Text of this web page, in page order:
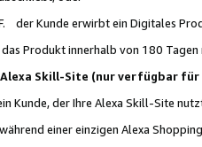
der Kunde erwirbt ein Digitales
Produkt innerhalb von 180 Tagen
Skill-Site (nur verfügbar für
Kunde, der Ihre Alexa Skill-Site
einer einzigen Alexa